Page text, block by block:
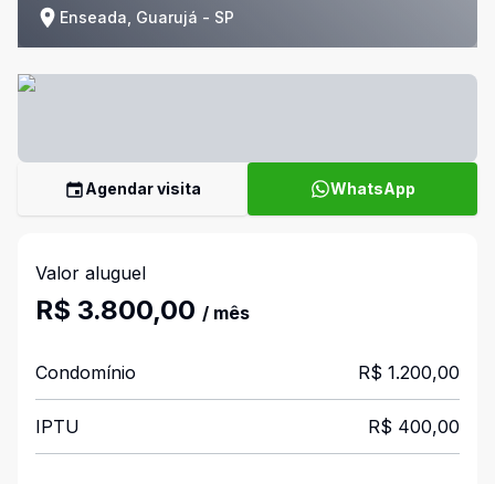
Enseada, Guarujá - SP
Agendar visita WhatsApp
Valor aluguel
R$ 3.800,00 / mês
Condomínio R$ 1.200,00
IPTU R$ 400,00